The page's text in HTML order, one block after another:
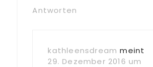
Antworten
kathleensdream meint
29. Dezember 2016 um